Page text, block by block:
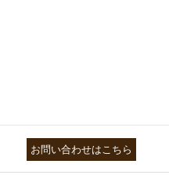
お問い合わせはこちら